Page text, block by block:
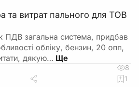
та витрат пального для ТОВ
ПДВ загальна система, придбав
обліку, бензин, 20 опп,
дякую…
8
1